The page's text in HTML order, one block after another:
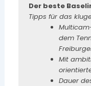
Der beste
Tipps für das
dem
Mit
Dauer